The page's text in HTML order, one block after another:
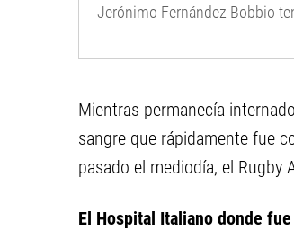
Jerónimo Fernández Bobbio
Mientras permanecía
sangre que rápidamente fue
pasado el mediodía, el
El Hospital Italiano donde